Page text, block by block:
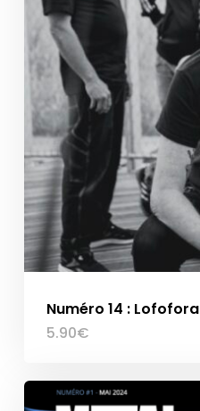
Numéro 14 : Lofofora
5.90€